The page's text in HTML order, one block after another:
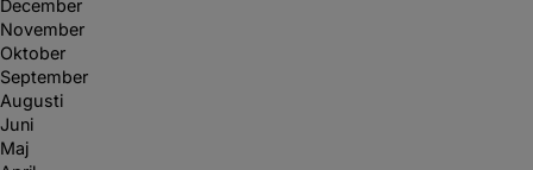
December
November
Oktober
September
Augusti
Juni
Maj